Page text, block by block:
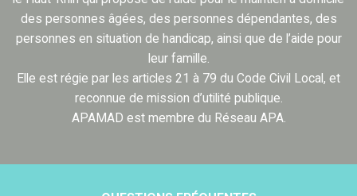
des personnes âgées, des personnes dépendantes, des
personnes en situation de handicap, ainsi que de l’aide pour
leur famille.
Elle est régie par les articles 21 à 79 du Code Civil Local, et
reconnue de mission d’utilité publique.
APAMAD est membre du Réseau APA.